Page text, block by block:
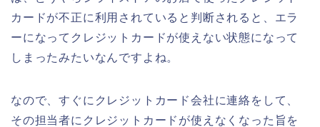
カードが不正に利用されていると判断されると、エラ
ーになってクレジットカードが使えない状態になって
しまったみたいなんですよね。
なので、すぐにクレジットカード会社に連絡をして、
その担当者にクレジットカードが使えなくなった旨を